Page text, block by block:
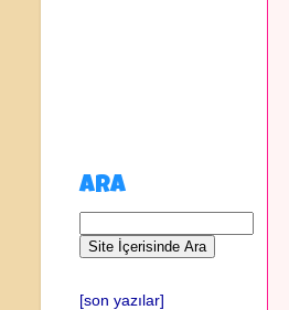
ARA
[son yazılar]